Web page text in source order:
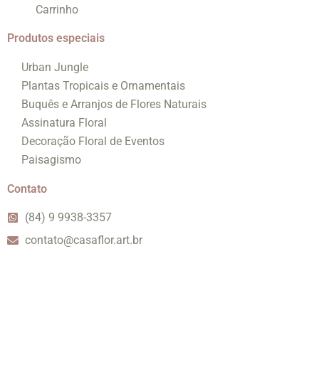
Carrinho
Produtos especiais
Urban Jungle
Plantas Tropicais e Ornamentais
Buquês e Arranjos de Flores Naturais
Assinatura Floral
Decoração Floral de Eventos
Paisagismo
Contato
(84) 9 9938-3357
contato@casaflor.art.br